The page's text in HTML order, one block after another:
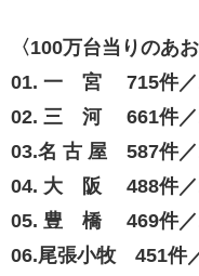
〈100万台当りのあ
01. 一 宮 715件／
02. 三 河 661件／
03.名 古 屋 587件／
04. 大 阪 488件／
05. 豊 橋 469件／
06.尾張小牧 451件